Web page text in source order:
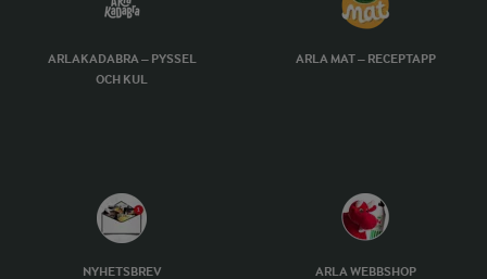
ARLAKADABRA – PYSSEL
OCH KUL
ARLA MAT – RECEPTAPP
NYHETSBREV ARLA WEBBSHOP